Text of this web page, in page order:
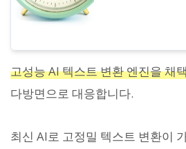
고성능 AI 텍스트 변환 엔진을 채
다방면으로 대응합니다.
최신 AI로 고정밀 텍스트 변환이